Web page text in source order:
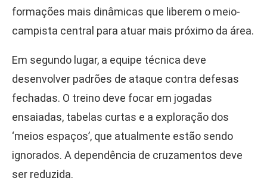
formações mais dinâmicas que liberem o meio-
campista central para atuar mais próximo da área.
Em segundo lugar, a equipe técnica deve
desenvolver padrões de ataque contra defesas
fechadas. O treino deve focar em jogadas
ensaiadas, tabelas curtas e a exploração dos
‘meios espaços’, que atualmente estão sendo
ignorados. A dependência de cruzamentos deve
ser reduzida.